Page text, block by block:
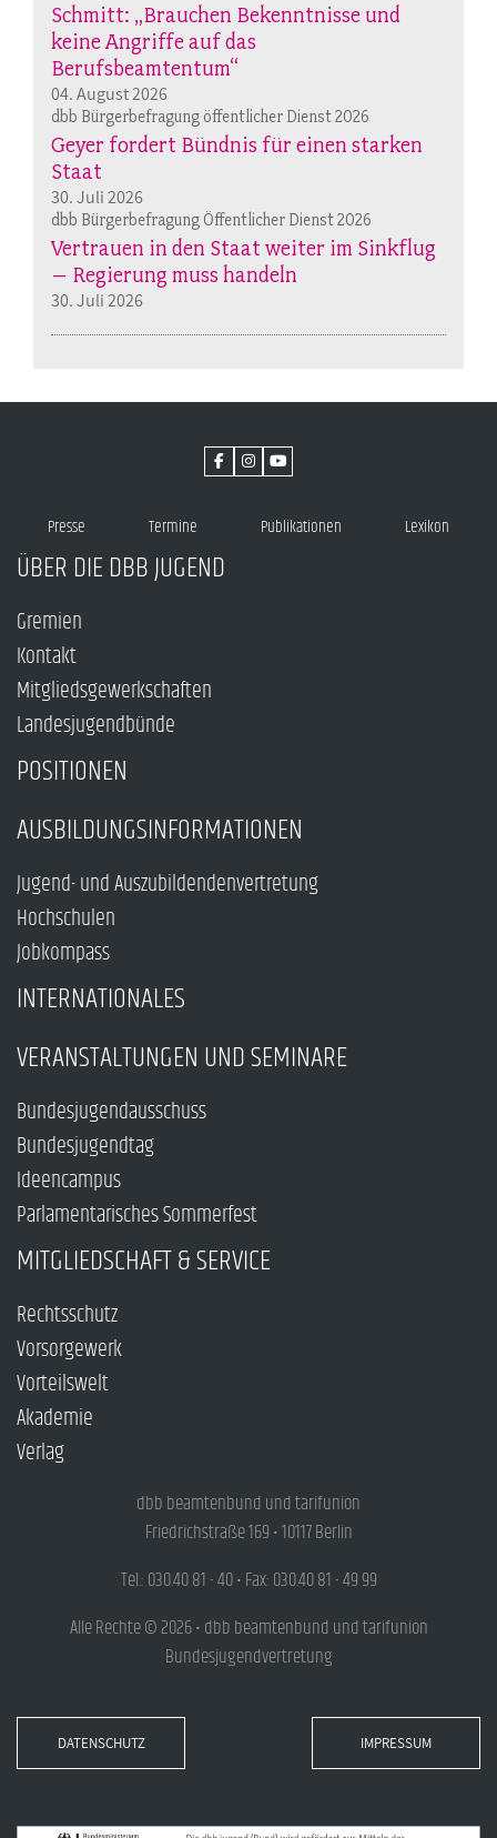
Schmitt: „Brauchen Bekenntnisse und
keine Angriffe auf das
Berufsbeamtentum“
04. August 2026
dbb Bürgerbefragung öffentlicher Dienst 2026
Geyer fordert Bündnis für einen starken
Staat
30. Juli 2026
dbb Bürgerbefragung Öffentlicher Dienst 2026
Vertrauen in den Staat weiter im Sinkflug
– Regierung muss handeln
30. Juli 2026
Presse Termine Publikationen Lexikon
ÜBER DIE DBB JUGEND
Gremien
Kontakt
Mitgliedsgewerkschaften
Landesjugendbünde
POSITIONEN
AUSBILDUNGSINFORMATIONEN
Jugend- und Auszubildendenvertretung
Hochschulen
Jobkompass
INTERNATIONALES
VERANSTALTUNGEN UND SEMINARE
Bundesjugendausschuss
Bundesjugendtag
Ideencampus
Parlamentarisches Sommerfest
MITGLIEDSCHAFT & SERVICE
Rechtsschutz
Vorsorgewerk
Vorteilswelt
Akademie
Verlag
dbb beamtenbund und tarifunion
Friedrichstraße 169 • 10117 Berlin
Tel.: 030.40 81 - 40 • Fax: 030.40 81 - 49 99
Alle Rechte © 2026 • dbb beamtenbund und tarifunion
Bundesjugendvertretung
DATENSCHUTZ IMPRESSUM